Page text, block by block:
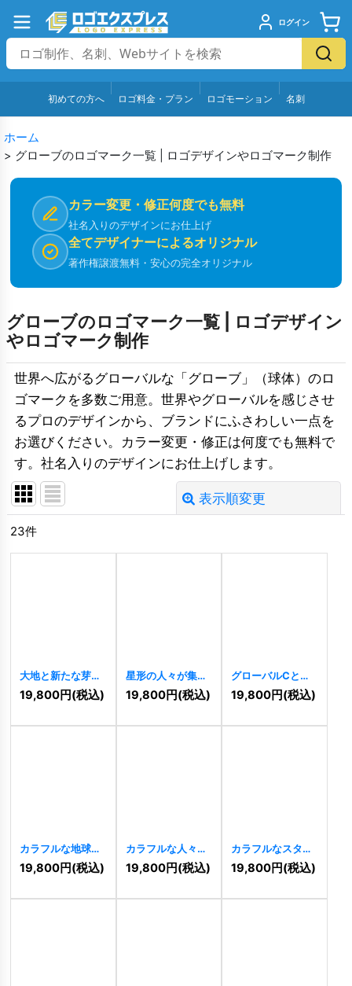
ログイン
初めての方へ ロゴ料金・プラン ロゴモーション 名刺
ホーム
> グローブのロゴマーク一覧 | ロゴデザインやロゴマーク制作
カラー変更・修正何度でも無料
社名入りのデザインにお仕上げ
全てデザイナーによるオリジナル
著作権譲渡無料・安心の完全オリジナル
グローブのロゴマーク一覧 | ロゴデザイン
やロゴマーク制作
世界へ広がるグローバルな「グローブ」（球体）のロ
ゴマークを多数ご用意。世界やグローバルを感じさせ
るプロのデザインから、ブランドにふさわしい一点を
お選びください。カラー変更・修正は何度でも無料で
す。社名入りのデザインにお仕上げします。
表示順変更
23件
大地と新たな芽を
育む手と心ロゴ
10271 ]
19,800円(税込)
星形の人々が集ま
るロゴ [9994]
19,800円(税込)
グローバルCと星
のロゴ[9318]
19,800円(税込)
カラフルな地球の
ロゴ[9198]
19,800円(税込)
カラフルな人々の
連携ロゴ [9154]
19,800円(税込)
カラフルなスター
コミュニティロゴ
9108
19,800円(税込)